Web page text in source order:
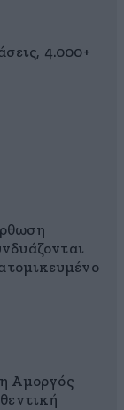
4.000+
Αμοργός